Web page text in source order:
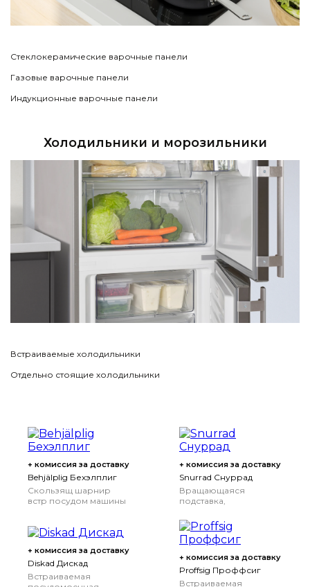
Стеклокерамические варочные панели
Газовые варочные панели
Индукционные варочные панели
Холодильники и морозильники
Встраиваемые холодильники
Отдельно стоящие холодильники
+ комиссия за доставку
Behjälplig Бехэлплиг
Скользящ шарнир
встр посудом машины
+ комиссия за доставку
Snurrad Снуррад
Вращающаяся
подставка,
+ комиссия за доставку
Diskad Дискад
Встраиваемая
+ комиссия за доставку
Proffsig Проффсиг
Встраиваемая